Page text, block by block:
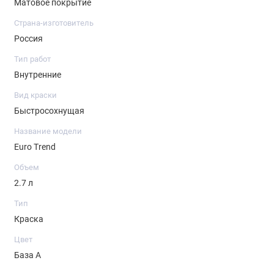
Как наносить Euro Trend?
стандартные. Основание должно быть
Матовое покрытие
Страна-изготовитель
Россия
Тип работ
Внутренние
Вид краски
Быстросохнущая
Название модели
Euro Trend
Объем
2.7 л
Тип
Краска
Цвет
База А